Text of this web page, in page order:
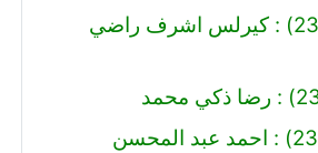
المراسم رقم (232) : كيرلس اشرف راضي
المراسم رقم (230) : احمد عبد المحسن